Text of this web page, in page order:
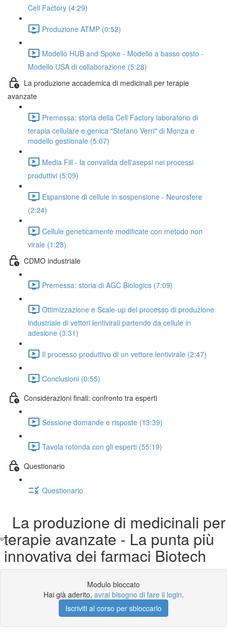
Cell Factory (4:29)
Produzione ATMP (0:52)
Modello HUB and Spoke - Modello a basso costo -
Modello USA di collaborazione (5:28)
La produzione accademica di medicinali per terapie
avanzate
Premessa: storia della Cell Factory laboratorio di
terapia cellulare e genica "Stefano Verri" di Monza e
modello gestionale (5:07)
Media Fill - la convalida dell'asepsi nei processi
produttivi (5:09)
Espansione di cellule in sospensione - Neurosfere
(2:24)
Cellule geneticamente modificate con metodo non
virale (1:28)
CDMO industriale
Premessa: storia di AGC Biologics (7:09)
Ottimizzazione e Scale-up del processo di produzione
industriale di vettori lentivirali partendo da cellule in
adesione (3:31)
Il processo produttivo di un vettore lentivirale (2:47)
Conclusioni (0:55)
Considerazioni finali: confronto tra esperti
Sessione domande e risposte (13:39)
Tavola rotonda con gli esperti (55:19)
Questionario
Questionario
La produzione di medicinali per
terapie avanzate - La punta più
innovativa dei farmaci Biotech
Modulo bloccato
Hai già aderito, avrai bisogno di fare il login.
Iscriviti al corso per sbloccarlo